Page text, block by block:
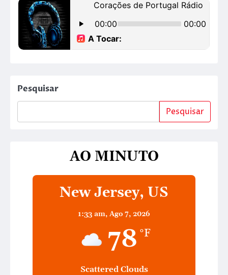
Pesquisar
Pesquisar
AO MINUTO
New Jersey, US
1:33 am, Ago 7, 2026
78 °F
Scattered Clouds